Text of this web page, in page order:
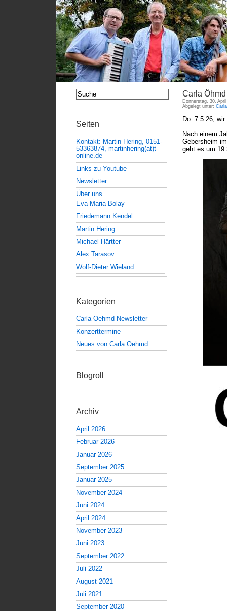
Seiten
Kontakt: Martin Hering, 0151-
53363874, martinhering(at)t-
online.de
Links zu Youtube
Newsletter
Über uns
Eva-Maria Bolay
Friedemann Kendel
Martin Hering
Michael Härtter
Alex Tarasov
Wolf-Dieter Wieland
Kategorien
Carla Oehmd Newsletter
Konzerttermine
Neues von Carla Oehmd
Blogroll
Archiv
April 2026
Februar 2026
Januar 2026
September 2025
Januar 2025
November 2024
Juni 2024
April 2024
November 2023
Juni 2023
September 2022
Juli 2022
August 2021
Juli 2021
September 2020
Carla
Donnerstag, 30.
Abgelegt unter:
Do. 7.5.26,
Nach einem
Gebersheim
geht es um